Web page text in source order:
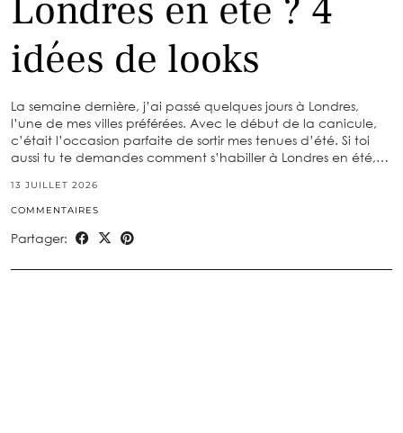
Londres en été ? 4
idées de looks
La semaine dernière, j’ai passé quelques jours à Londres,
l’une de mes villes préférées. Avec le début de la canicule,
c’était l’occasion parfaite de sortir mes tenues d’été. Si toi
aussi tu te demandes comment s’habiller à Londres en été,…
13 JUILLET 2026
COMMENTAIRES
Partager: